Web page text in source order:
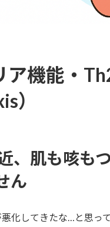
ア機能・
）
近、肌も咳も
ん
悪化してきたな…と思っ